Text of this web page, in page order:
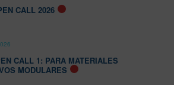
CALL 2026
CALL 1: PARA MATERIALES
MODULARES